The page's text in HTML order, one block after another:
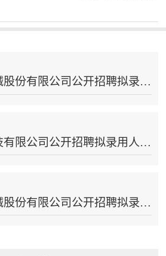
份有限公司公开招聘拟录用
限公司公开招聘拟录用人选
份有限公司公开招聘拟录用